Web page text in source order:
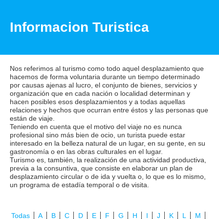
Informacion Turistica
Nos referimos al turismo como todo aquel desplazamiento que
hacemos de forma voluntaria durante un tiempo determinado
por causas ajenas al lucro, el conjunto de bienes, servicios y
organización que en cada nación o localidad determinan y
hacen posibles esos desplazamientos y a todas aquellas
relaciones y hechos que ocurran entre éstos y las personas que
están de viaje.
Teniendo en cuenta que el motivo del viaje no es nunca
profesional sino más bien de ocio, un turista puede estar
interesado en la belleza natural de un lugar, en su gente, en su
gastronomía o en las obras culturales en el lugar.
Turismo es, también, la realización de una actividad productiva,
previa a la consuntiva, que consiste en elaborar un plan de
desplazamiento circular o de ida y vuelta o, lo que es lo mismo,
un programa de estadía temporal o de visita.
Todas A B C D E F G H I J K L
M